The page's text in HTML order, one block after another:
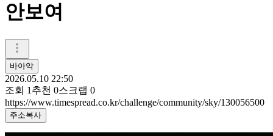
안보여
바아악
2026.05.10 22:50
조회 1 추천 0스크랩 0
https://www.timespread.co.kr/challenge/community/sky/130056500
주소복사